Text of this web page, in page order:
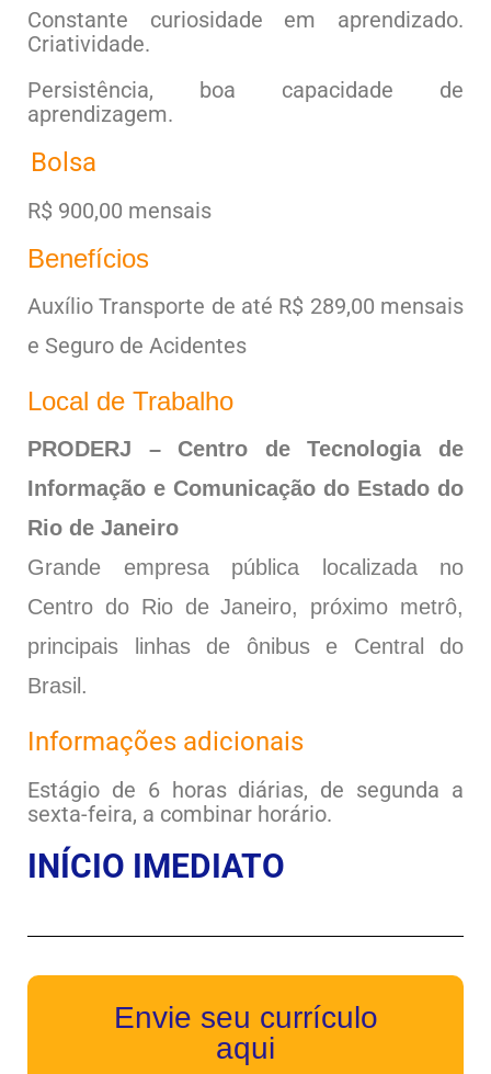
Constante curiosidade em aprendizado.
Criatividade.
Persistência, boa capacidade de
aprendizagem.
Bolsa
R$ 900,00 mensais
Benefícios
Auxílio Transporte de até R$ 289,00 mensais
e Seguro de Acidentes
Local de Trabalho
PRODERJ – Centro de Tecnologia de
Informação e Comunicação do Estado do
Rio de Janeiro
Grande empresa pública localizada no
Centro do Rio de Janeiro, próximo metrô,
principais linhas de ônibus e Central do
Brasil.
Informações adicionais
Estágio de 6 horas diárias, de segunda a
sexta-feira, a combinar horário.
INÍCIO IMEDIATO
Envie seu currículo
aqui